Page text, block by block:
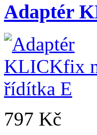
Adaptér
797 Kč